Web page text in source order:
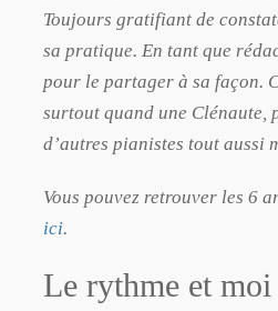
Toujours gratifiant de
sa pratique. En tant que
pour le partager à sa façon.
surtout quand une Clénaute,
d’autres pianistes tout aussi
Vous pouvez retrouver les 6
ici.
Le rythme et